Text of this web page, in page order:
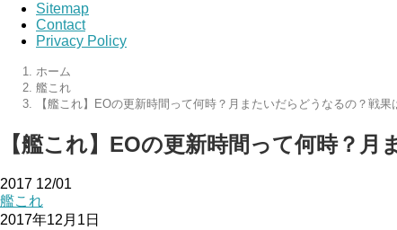
Sitemap
Contact
Privacy Policy
ホーム
艦これ
【艦これ】EOの更新時間って何時？月またいだらどうなるの？戦果
【艦これ】EOの更新時間って何時？
2017 12/01
艦これ
2017年12月1日